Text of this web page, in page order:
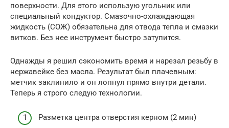
поверхности. Для этого использую угольник или
специальный кондуктор. Смазочно-охлаждающая
жидкость (СОЖ) обязательна для отвода тепла и смазки
витков. Без нее инструмент быстро затупится.
Однажды я решил сэкономить время и нарезал резьбу в
нержавейке без масла. Результат был плачевным:
метчик заклинило и он лопнул прямо внутри детали.
Теперь я строго следую технологии.
Разметка центра отверстия керном (2 мин)